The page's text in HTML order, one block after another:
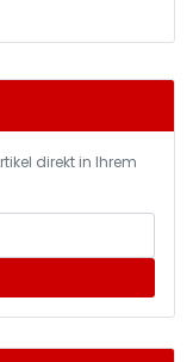
direkt in Ihrem